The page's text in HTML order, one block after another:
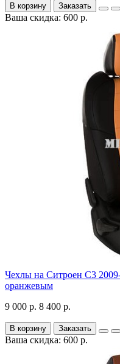
В корзину Заказать
Ваша скидка: 600 р.
Чехлы на Ситроен С3
оранжевым
9 000 р. 8 400 р.
В корзину Заказать
Ваша скидка: 600 р.